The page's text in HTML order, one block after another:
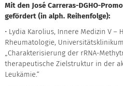
Mit den José Carreras-DGHO-
gefördert (in alph. Reihenfolge):
• Lydia Karolius, Innere Medizin V –
Rheumatologie,
„Charakterisierung der rRNA-
therapeutische Zielstruktur in der
Leukämie.“